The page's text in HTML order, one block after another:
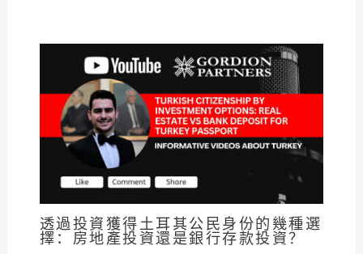
透過投資獲得土耳其公民身份的幾種選
擇：房地產投資還是銀行存款投資？